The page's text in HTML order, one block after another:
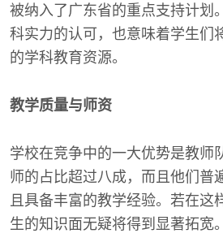
被纳入了广东省的重点支持计划
科实力的认可，也意味着学生们
的学科教育资源。
教学质量与师资
学校在竞争中的一大优势是教师
师的占比超过八成，而且他们普
且具备丰富的教学经验。若在这
生的知识面无疑将得到显著拓宽。